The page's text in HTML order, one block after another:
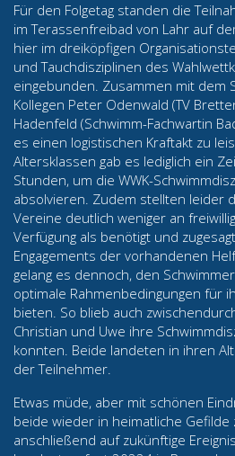
Für den Folgetag standen die
im Terassenfreibad von Lahr auf
hier im dreiköpfigen
und Tauchdisziplinen des
eingebunden. Zusammen mit dem
Kollegen Peter Odenwald (TV
Hadenfeld (Schwimm-Fachwartin
es einen logistischen Kraftakt zu
Altersklassen gab es lediglich ein
Stunden, um die WWK-
absolvieren. Zudem stellten leider
Vereine deutlich weniger an
Verfügung als benötigt und
Engagements der vorhandenen
gelang es dennoch, den
optimale Rahmenbedingungen für
bieten. So blieb auch
Christian und Uwe ihre
konnten. Beide landeten in ihren
der Teilnehmer.
Etwas müde, aber mit schönen
beide wieder in heimatliche Gefilde
anschließend auf zukünftige